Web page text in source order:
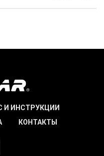
И ИНСТРУКЦИИ
КОНТАКТЫ